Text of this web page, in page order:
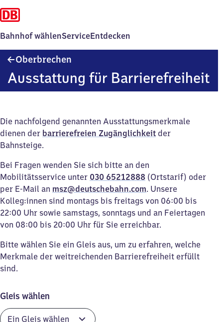
Bahnhof wählenServiceEntdecken
Oberbrechen
Ausstattung für Barrierefreiheit
Die nachfolgend genannten Ausstattungsmerkmale
dienen der barrierefreien Zugänglichkeit der
Bahnsteige.
Bei Fragen wenden Sie sich bitte an den
Mobilitätsservice unter 030 65212888 (Ortstarif) oder
per E-Mail an msz@deutschebahn.com. Unsere
Kolleg:innen sind montags bis freitags von 06:00 bis
22:00 Uhr sowie samstags, sonntags und an Feiertagen
von 08:00 bis 20:00 Uhr für Sie erreichbar.
Bitte wählen Sie ein Gleis aus, um zu erfahren, welche
Merkmale der weitreichenden Barrierefreiheit erfüllt
sind.
Gleis wählen